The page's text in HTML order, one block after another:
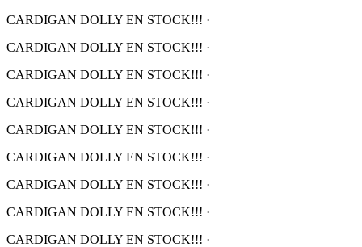
CARDIGAN DOLLY EN STOCK!!! ·
CARDIGAN DOLLY EN STOCK!!! ·
CARDIGAN DOLLY EN STOCK!!! ·
CARDIGAN DOLLY EN STOCK!!! ·
CARDIGAN DOLLY EN STOCK!!! ·
CARDIGAN DOLLY EN STOCK!!! ·
CARDIGAN DOLLY EN STOCK!!! ·
CARDIGAN DOLLY EN STOCK!!! ·
CARDIGAN DOLLY EN STOCK!!! ·